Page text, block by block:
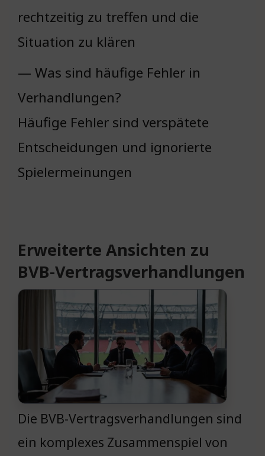
rechtzeitig zu treffen und die
Situation zu klären
— Was sind häufige Fehler in
Verhandlungen?
Häufige Fehler sind verspätete
Entscheidungen und ignorierte
Spielermeinungen
Erweiterte Ansichten zu
BVB-Vertragsverhandlungen
Die BVB-Vertragsverhandlungen sind
ein komplexes Zusammenspiel von